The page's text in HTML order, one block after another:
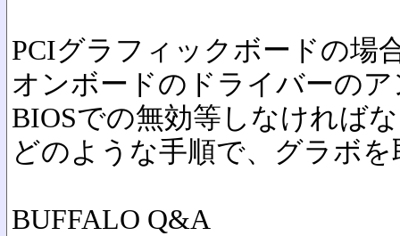
PCIグラフィックボードの場
オンボードのドライバーの
BIOSでの無効等しなければ
どのような手順で、グラボ
BUFFALO Q&A